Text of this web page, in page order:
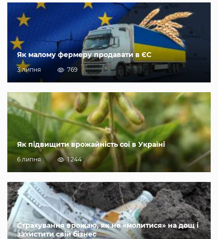
Як малому фермеру продавати в ЄС
3 липня 769
Як підвищити врожайність сої в Україні
6 липня 1 244
Страхування врожаю, як не «молитися» на дощ і
захистити свій бізнес